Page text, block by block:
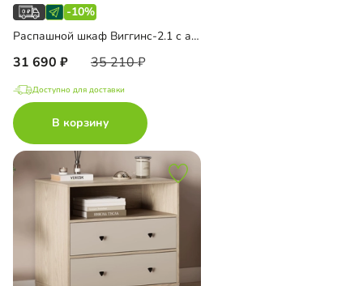
-10%
Распашной шкаф Виггинс-2.1 с антресолью
31 690 35 210
Доступно для доставки
В корзину